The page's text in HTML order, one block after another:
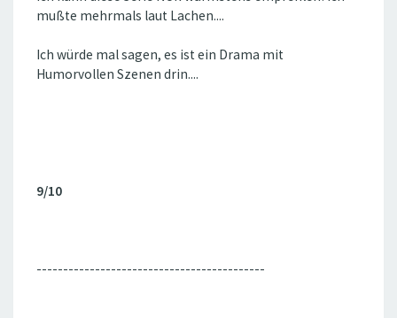
mußte mehrmals laut Lachen....
Ich würde mal sagen, es ist ein Drama mit
Humorvollen Szenen drin....
9/10
-------------------------------------------